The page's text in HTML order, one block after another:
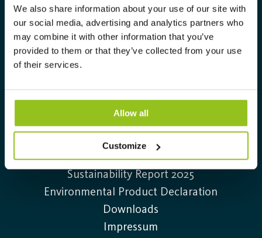
We also share information about your use of our site with
our social media, advertising and analytics partners who
may combine it with other information that you’ve
provided to them or that they’ve collected from your use
of their services.
Allow all
Customize
hochtechnologischen und nachhaltigen
Beleuchtungslösungen.
info@auralight.de
Information
Kontakt
Offene Stellen
Sustainability Report 2025
Environmental Product Declaration
Downloads
Impressum